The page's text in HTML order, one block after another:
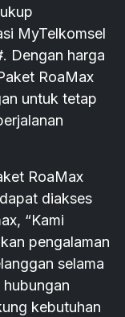
MyTelkomsel
Dengan harga
RoaMax
untuk tetap
RoaMax
diakses
“Kami
pengalaman
selama
kebutuhan